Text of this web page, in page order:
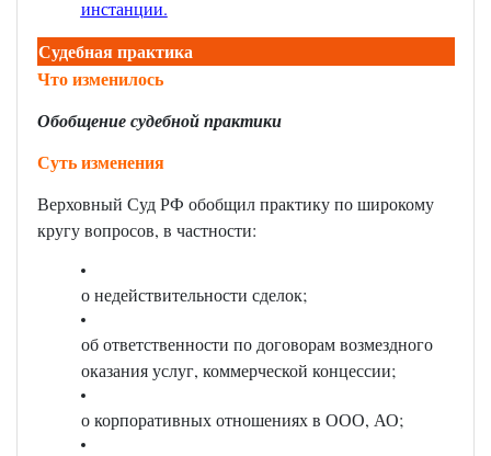
инстанции.
Судебная практика
Что изменилось
Обобщение судебной практики
Суть изменения
Верховный Суд РФ обобщил практику по широкому
кругу вопросов, в частности:
о недействительности сделок;
об ответственности по договорам возмездного
оказания услуг, коммерческой концессии;
о корпоративных отношениях в ООО, АО;